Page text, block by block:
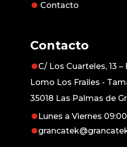
Contacto
Contacto
C/ Los Cuarteles, 13 –
Lomo Los Frailes -
35018 Las Palmas de
Lunes a Viernes